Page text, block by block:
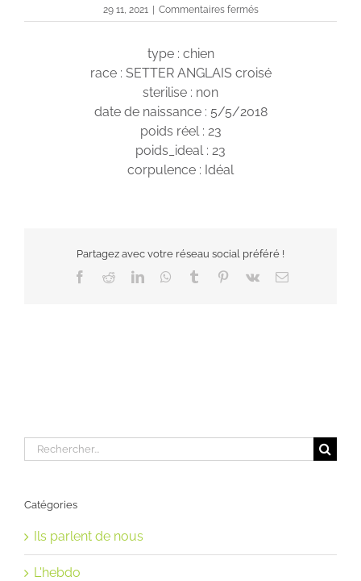
29 11, 2021 Commentaires ferméssur
Noukl
type : chien
race : SETTER ANGLAIS croisé
sterilise : non
date de naissance : 5/5/2018
poids réel : 23
poids_ideal : 23
corpulence : Idéal
Partagez avec votre réseau social préféré !
Facebook
RedditLinkedInWhatsApp
Tumblr Pinterest
Vk Email
Rechercher:
Catégories
Ils parlent de nous
L'hebdo